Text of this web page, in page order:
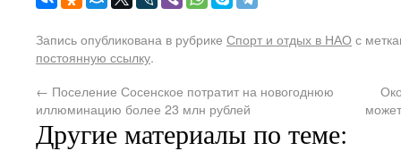
Запись опубликована в рубрике Спорт и отдых в НАО с
постоянную ссылку.
← Поселение Сосенское потратит на новогоднюю
иллюминацию более 23 млн рублей
Другие материалы по теме: